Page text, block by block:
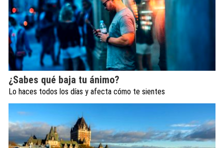
¿Sabes qué baja tu ánimo?
Lo haces todos los días y afecta cómo te sientes